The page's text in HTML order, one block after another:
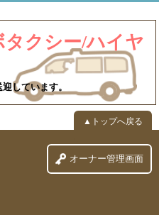
クシー/ハイヤ
しています。
▲トップへ戻る
オーナー管理画面